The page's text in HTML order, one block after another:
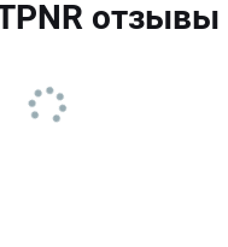
направляющих
охлаждение
отзывы